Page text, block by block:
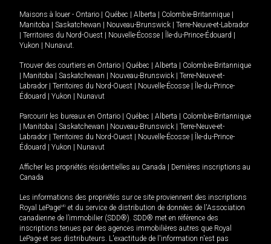
Maisons à louer - Ontario Québec Alberta Colombie-Britannique
Manitoba
Saskatchewan Nouveau-Brunswick
Terre-Neuve-et-Labrador
Territoires du Nord-Ouest Nouvelle-Écosse Île-du-Prince-Édouard
Yukon
Nunavut.
Trouver des courtiers en Ontario Québec Alberta
Colombie-Britannique
Manitoba Saskatchewan Nouveau-Brunswick
Terre-Neuve-et-
Labrador
Territoires du Nord-Ouest Nouvelle-Écosse
Île-du-Prince-
Édouard
Yukon Nunavut
Parcourir les bureaux en Ontario Québec Alberta
Colombie-Britannique
Manitoba Saskatchewan Nouveau-Brunswick
Terre-Neuve-et-
Labrador
Territoires du Nord-Ouest Nouvelle-Écosse
Île-du-Prince-
Édouard
Yukon Nunavut
Afficher les propriétés résidentielles au Canada
Dernières inscriptions au
Canada
Les informations des propriétés sur ce site proviennent des inscriptions
Royal LePageMD et du service de distribution de données de l'Association
canadienne de l’immobilier (SDD®). SDD® met en référence des
inscriptions tenues par des agences immobilières autres que Royal
LePage et ses distributeurs. L'exactitude de l'information n'est pas